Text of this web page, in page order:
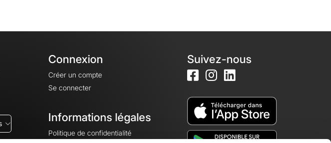
Connexion
Créer un compte
Se connecter
Informations légales
Politique de confidentialité
Suivez-nous